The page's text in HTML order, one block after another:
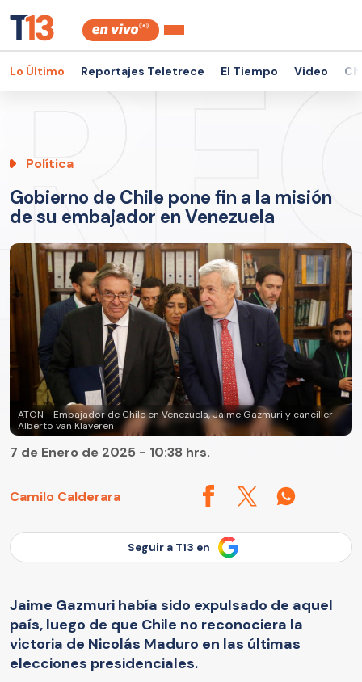
Lo Último Reportajes Teletrece El Tiempo Video
Política
Gobierno de Chile pone fin a la misión
de su embajador en Venezuela
ATON - Embajador de Chile en Venezuela, Jaime Gazmuri y canciller
Alberto van Klaveren
Camilo Calderara
7 de Enero de 2025 - 10:38 hrs.
Seguir a T13 en
Jaime Gazmuri había sido expulsado de aquel
país, luego de que Chile no reconociera la
victoria de Nicolás Maduro en las últimas
elecciones presidenciales.